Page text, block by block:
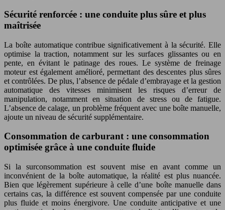
Sécurité renforcée : une conduite plus sûre et plus
maîtrisée
La boîte automatique contribue significativement à la sécurité. Elle
optimise la traction, notamment sur les surfaces glissantes ou en
pente, en évitant le patinage des roues. Le système de freinage
moteur est également amélioré, permettant des descentes plus sûres
et contrôlées. De plus, l’absence de pédale d’embrayage et la gestion
automatique des vitesses minimisent les risques d’erreur de
manipulation, notamment en situation de stress ou de fatigue.
L’absence de calage, un problème fréquent avec une boîte manuelle,
ajoute un niveau de sécurité supplémentaire.
Consommation de carburant : une consommation
optimisée grâce à une conduite fluide
Si la surconsommation est souvent mise en avant comme un
inconvénient de la boîte automatique, la réalité est plus nuancée.
Bien que légèrement supérieure à celle d’une boîte manuelle dans
certains cas, la différence est souvent compensée par une conduite
plus fluide et moins énergivore. Une conduite anticipative et une